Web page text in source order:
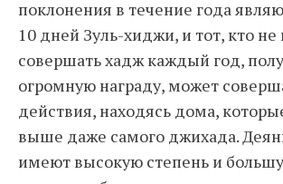
поклонения в течение года
10 дней Зуль-хиджи, и тот, кто
совершать хадж каждый год,
огромную награду, может
действия, находясь дома,
выше даже самого джихада.
имеют высокую степень и